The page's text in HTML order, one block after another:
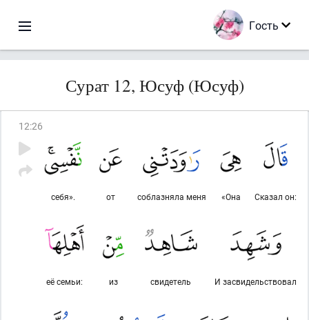
Гость
Сурат 12, Юсуф (Юсуф)
12:26
Сказал он:
«Она
соблазняла меня
от
себя».
И засвидельствовал
свидетель
из
её семьи: